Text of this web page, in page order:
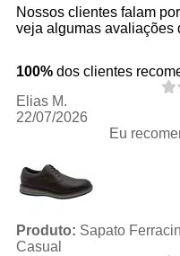
Nossos clientes falam
veja algumas avaliações
100% dos clientes
Elias M.
22/07/2026
Eu
Produto: Sapato
Casual